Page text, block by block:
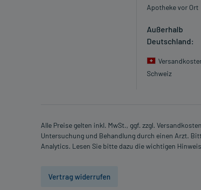
Apotheke vor Ort
Außerhalb
Deutschland:
Schweiz
Alle Preise gelten inkl. MwSt., ggf. zzgl.
Untersuchung und Behandlung durch einen Arzt.
Analytics. Lesen Sie bitte dazu die wichtigen
Vertrag widerrufen